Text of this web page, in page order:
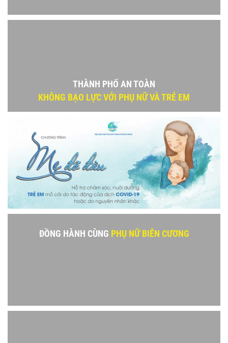
THÀNH PHỐ AN TOÀN
KHÔNG BẠO LỰC VỚI PHỤ NỮ VÀ TRẺ EM
ĐỒNG HÀNH CÙNG PHỤ NỮ BIÊN CƯƠNG